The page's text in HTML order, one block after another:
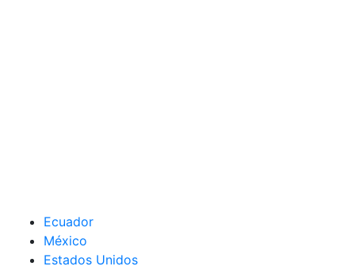
Ecuador
México
Estados Unidos